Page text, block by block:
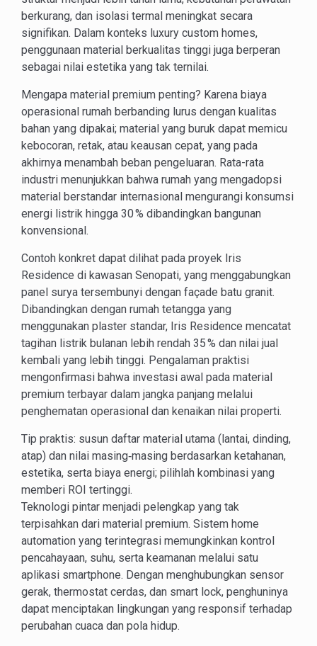
berkurang, dan isolasi termal meningkat secara
signifikan. Dalam konteks luxury custom homes,
penggunaan material berkualitas tinggi juga berperan
sebagai nilai estetika yang tak ternilai.
Mengapa material premium penting? Karena biaya
operasional rumah berbanding lurus dengan kualitas
bahan yang dipakai; material yang buruk dapat memicu
kebocoran, retak, atau keausan cepat, yang pada
akhirnya menambah beban pengeluaran. Rata-rata
industri menunjukkan bahwa rumah yang mengadopsi
material berstandar internasional mengurangi konsumsi
energi listrik hingga 30 % dibandingkan bangunan
konvensional.
Contoh konkret dapat dilihat pada proyek Iris
Residence di kawasan Senopati, yang menggabungkan
panel surya tersembunyi dengan façade batu granit.
Dibandingkan dengan rumah tetangga yang
menggunakan plaster standar, Iris Residence mencatat
tagihan listrik bulanan lebih rendah 35 % dan nilai jual
kembali yang lebih tinggi. Pengalaman praktisi
mengonfirmasi bahwa investasi awal pada material
premium terbayar dalam jangka panjang melalui
penghematan operasional dan kenaikan nilai properti.
Tip praktis: susun daftar material utama (lantai, dinding,
atap) dan nilai masing‑masing berdasarkan ketahanan,
estetika, serta biaya energi; pilihlah kombinasi yang
memberi ROI tertinggi.
Teknologi pintar menjadi pelengkap yang tak
terpisahkan dari material premium. Sistem home
automation yang terintegrasi memungkinkan kontrol
pencahayaan, suhu, serta keamanan melalui satu
aplikasi smartphone. Dengan menghubungkan sensor
gerak, thermostat cerdas, dan smart lock, penghuninya
dapat menciptakan lingkungan yang responsif terhadap
perubahan cuaca dan pola hidup.